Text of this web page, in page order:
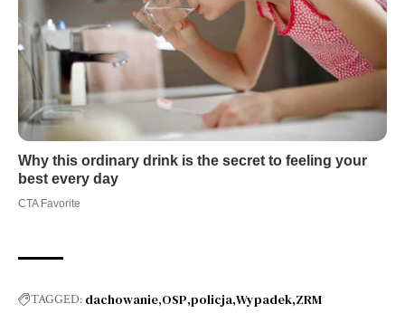
TAGGED: dachowanie OSP policja Wypadek ZRM